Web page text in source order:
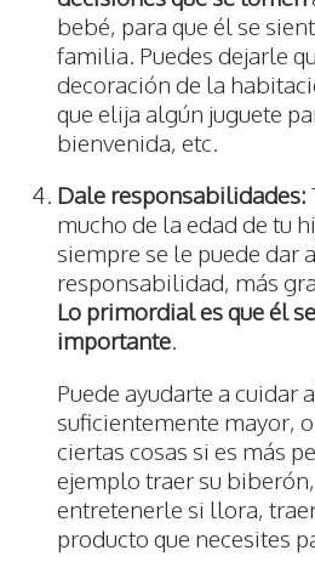
bebé, para que él se
familia. Puedes dejarle
decoración de la
que elija algún juguete
bienvenida, etc.
Dale responsabilidades:
mucho de la edad de tu
siempre se le puede dar
responsabilidad, más
Lo primordial es que él
importante.
Puede ayudarte a cuidar
suficientemente mayor,
ciertas cosas si es más
ejemplo traer su
entretenerle si llora,
producto que necesites